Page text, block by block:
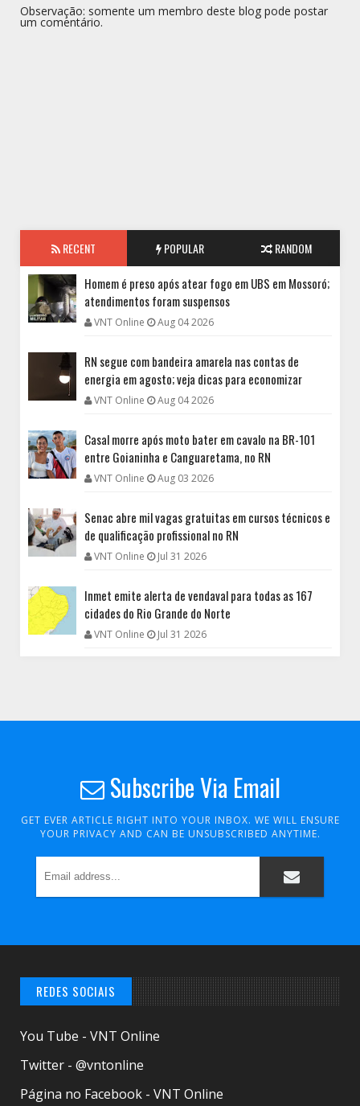
Observação: somente um membro deste blog pode postar
um comentário.
RECENT POPULAR RANDOM
Homem é preso após atear fogo em UBS em Mossoró;
atendimentos foram suspensos
VNT Online Aug 04 2026
RN segue com bandeira amarela nas contas de
energia em agosto; veja dicas para economizar
VNT Online Aug 04 2026
Casal morre após moto bater em cavalo na BR-101
entre Goianinha e Canguaretama, no RN
VNT Online Aug 03 2026
Senac abre mil vagas gratuitas em cursos técnicos e
de qualificação profissional no RN
VNT Online Jul 31 2026
Inmet emite alerta de vendaval para todas as 167
cidades do Rio Grande do Norte
VNT Online Jul 31 2026
Subscribe Via Email
GET EVER ARTICLE RIGHT INTO YOUR INBOX. WE WILL ENSURE
YOUR PRIVACY AND CAN BE UNSUBSCRIBED ANYTIME.
REDES SOCIAIS
You Tube - VNT Online
Twitter - @vntonline
Página no Facebook - VNT Online